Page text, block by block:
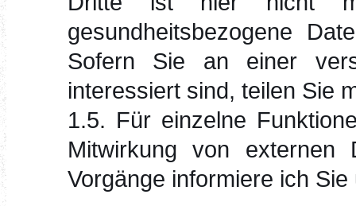
gesundheitsbezogene
Sofern Sie an einer
interessiert sind, teilen Sie
1.5. Für einzelne
Mitwirkung von externen
Vorgänge informiere ich